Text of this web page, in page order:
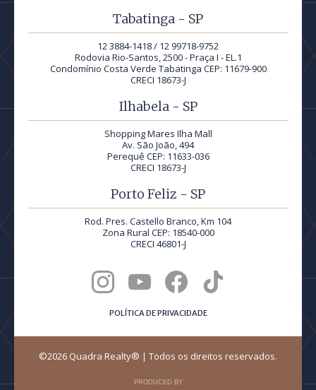
Tabatinga - SP
12 3884-1418 / 12 99718-9752
Rodovia Rio-Santos, 2500 - Praça I - EL.1
Condomínio Costa Verde Tabatinga CEP: 11679-900
CRECI 18673-J
Ilhabela - SP
Shopping Mares Ilha Mall
Av. São João, 494
Perequê CEP: 11633-036
CRECI 18673-J
Porto Feliz - SP
Rod. Pres. Castello Branco, Km 104
Zona Rural CEP: 18540-000
CRECI 46801-J
POLÍTICA DE PRIVACIDADE
©2026 Quadra Realty® | Todos os direitos reservados.
PRODUCED BY